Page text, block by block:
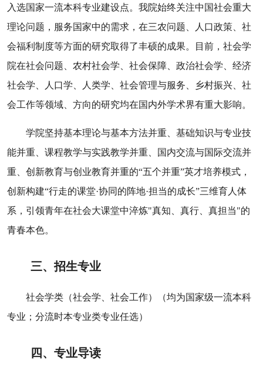
入选国家一流本科专业建设点。我院始终关注中国社会重大
理论问题，服务国家中的需求，在三农问题、人口政策、社
会福利制度等方面的研究取得了丰硕的成果。目前，社会学
院在社会问题、农村社会学、社会保障、政治社会学、经济
社会学、人口学、人类学、社会管理与服务、乡村振兴、社
会工作等领域、方向的研究均在国内外学术界有重大影响。
学院坚持基本理论与基本方法并重、基础知识与专业技
能并重、课程教学与实践教学并重、国内交流与国际交流并
重、创新教育与创业教育并重的“五个并重”英才培养模式，
创新构建“行走的课堂·协同的阵地·担当的成长”三维育人体
系，引领青年在社会大课堂中淬炼"真知、真行、真担当"的
青春本色。
三、招生专业
社会学类（社会学、社会工作）（均为国家级一流本科
专业；分流时本专业类专业任选）
四、专业导读